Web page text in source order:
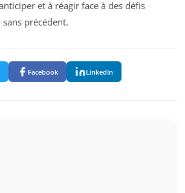
et à réagir face à des défis
précédent.
Facebook LinkedIn